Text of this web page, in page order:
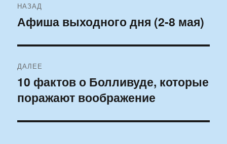
по
НАЗАД
Предыдущая
Афиша выходного дня (2-8 мая)
ДАЛЕЕ
Следующая
запись:
10 фактов о Болливуде, которые
поражают воображение